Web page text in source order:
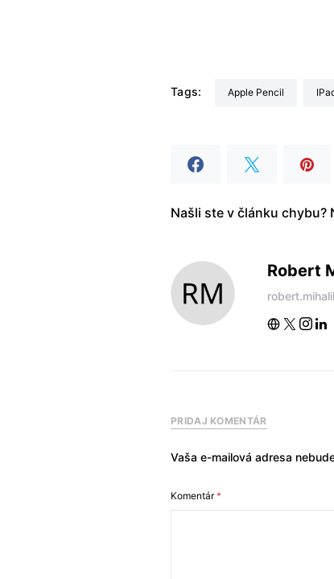
Tags: Apple Pencil
Našli ste v článku chybu?
Robert
PRIDAJ KOMENTÁR
Vaša e-mailová adresa
Komentár*